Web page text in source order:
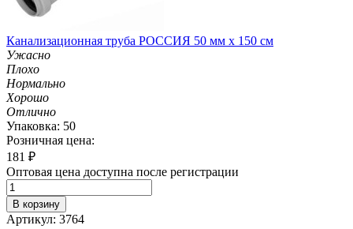
Канализационная труба РОССИЯ 50 мм х 150 см
Ужасно
Плохо
Нормально
Хорошо
Отлично
Упаковка: 50
Розничная цена:
181 ₽
Оптовая цена доступна после регистрации
В корзину
Артикул: 3764